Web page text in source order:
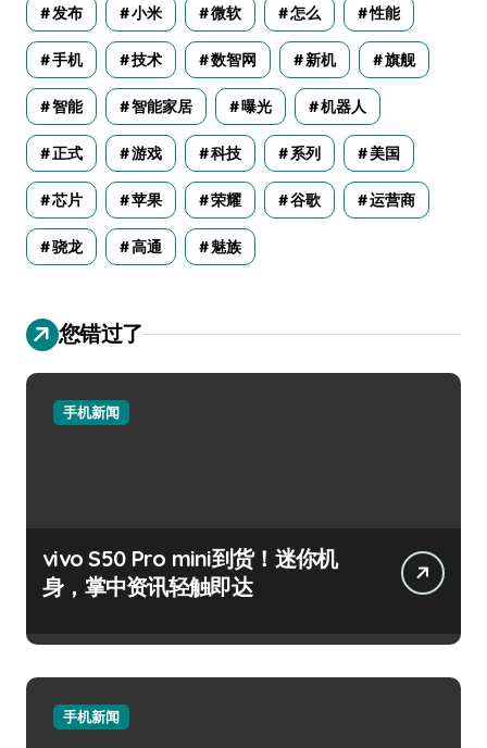
发布 小米 微软 怎么 性能
手机 技术 数智网 新机 旗舰
智能 智能家居 曝光 机器人
正式 游戏 科技 系列 美国
芯片 苹果 荣耀 谷歌 运营商
骁龙 高通 魅族
您错过了
手机新闻
vivo S50 Pro mini到货！迷你机
身，掌中资讯轻触即达
手机新闻